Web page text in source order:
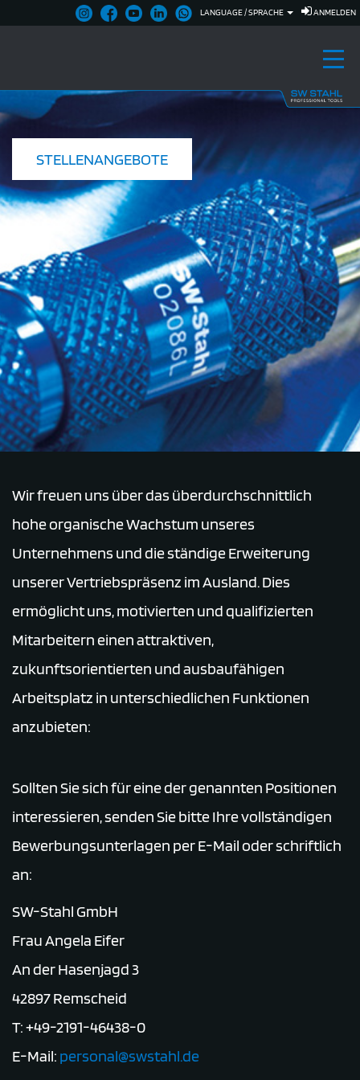
ANMELDEN
LANGUAGE / SPRACHE
STELLENANGEBOTE
Wir freuen uns über das überdurchschnittlich
hohe organische Wachstum unseres
Unternehmens und die ständige Erweiterung
unserer Vertriebspräsenz im Ausland. Dies
ermöglicht uns, motivierten und qualifizierten
Mitarbeitern einen attraktiven,
zukunftsorientierten und ausbaufähigen
Arbeitsplatz in unterschiedlichen Funktionen
anzubieten:
Sollten Sie sich für eine der genannten Positionen
interessieren, senden Sie bitte Ihre vollständigen
Bewerbungsunterlagen per E-Mail oder schriftlich
an:
SW-Stahl GmbH
Frau Angela Eifer
An der Hasenjagd 3
42897 Remscheid
T: +49-2191-46438-0
E-Mail: personal@swstahl.de